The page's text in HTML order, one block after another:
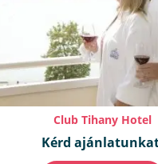
Club Tihany Hotel
Kérd